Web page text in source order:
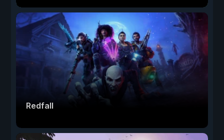
Redfall